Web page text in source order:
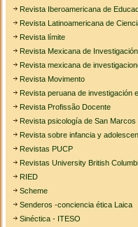
Revista Iberoamericana de
Revista Latinoamericana de
Revista límite
Revista Mexicana de
Revista mexicana de
Revista Movimento
Revista peruana de investigación
Revista Profissão Docente
Revista psicología de San Marcos
Revista sobre infancia y
Revistas PUCP
Revistas University British
RIED
Scheme
Senderos -conciencia ética Laica
Sinéctica - ITESO